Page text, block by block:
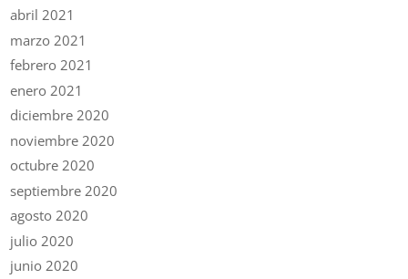
abril 2021
marzo 2021
febrero 2021
enero 2021
diciembre 2020
noviembre 2020
octubre 2020
septiembre 2020
agosto 2020
julio 2020
junio 2020